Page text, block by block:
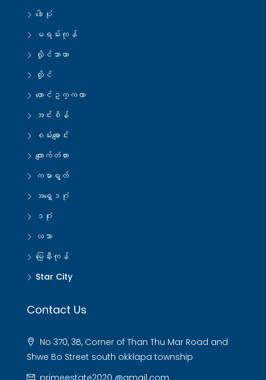
ဒေါပုံ
မရမ်းကုန်
လှိုင်သာယာ
လှိုင်
တောင်ဥက္ကလာ
အင်းစိန်
စမ်းချောင်း
ကျောက်တံတား
ကမာရွတ်
အရှေ့ဒဂုံ
ဒဂုံး
လသာ
မြေနီးကုန်
Star City
Contact Us
No 370, 3B, Corner of Than Thu Mar Road and
Shwe Bo Street south okklapa township
primeestate2020 @gmail.com